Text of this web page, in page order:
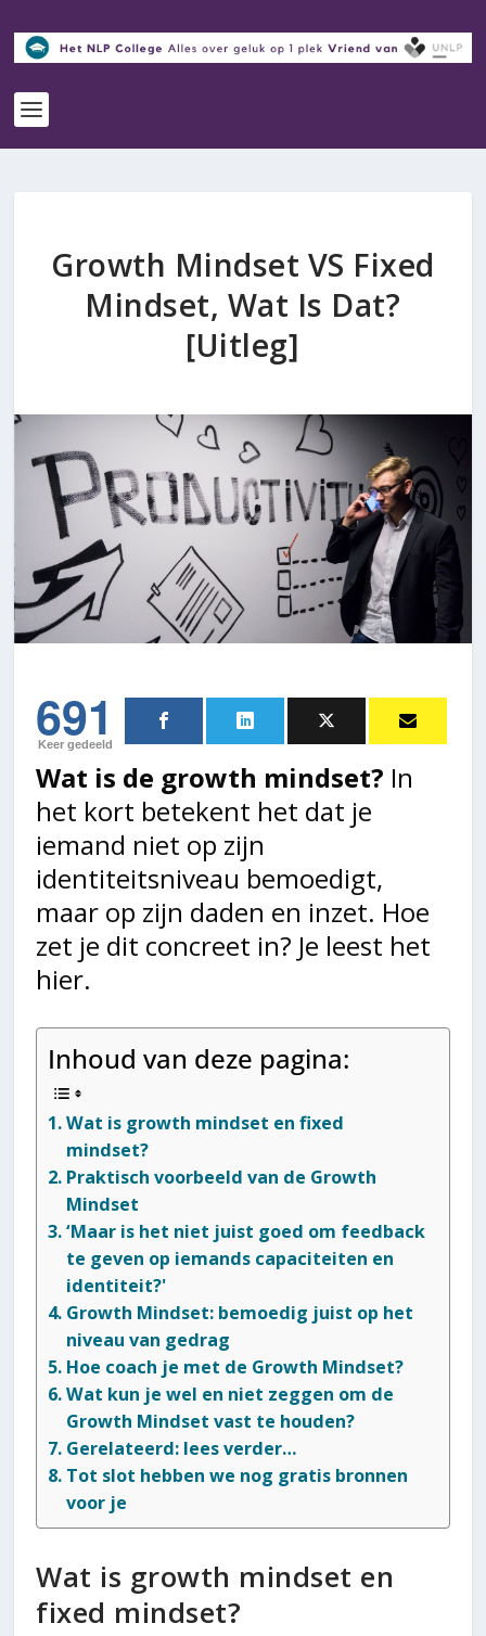
Growth Mindset VS Fixed
Mindset, Wat Is Dat?
[Uitleg]
691
Keer gedeeld
Wat is de growth mindset? In
het kort betekent het dat je
iemand niet op zijn
identiteitsniveau bemoedigt,
maar op zijn daden en inzet. Hoe
zet je dit concreet in? Je leest het
hier.
Inhoud van deze pagina:
Wat is growth mindset en fixed
mindset?
Praktisch voorbeeld van de Growth
Mindset
‘Maar is het niet juist goed om feedback
te geven op iemands capaciteiten en
identiteit?'
Growth Mindset: bemoedig juist op het
niveau van gedrag
Hoe coach je met de Growth Mindset?
Wat kun je wel en niet zeggen om de
Growth Mindset vast te houden?
Gerelateerd: lees verder…
Tot slot hebben we nog gratis bronnen
voor je
Wat is growth mindset en
fixed mindset?